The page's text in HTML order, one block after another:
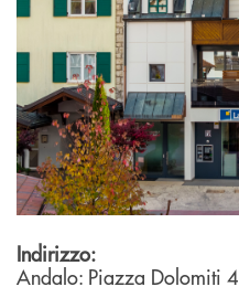
Indirizzo:
Andalo: Piazza Dolomiti 4